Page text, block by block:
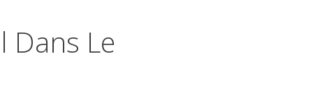
Dans Le